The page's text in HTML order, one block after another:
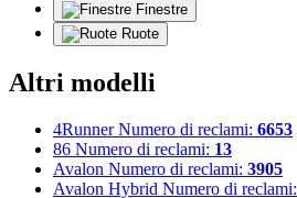
Finestre
Ruote
Altri modelli
4Runner Numero di reclami: 6653
86 Numero di reclami: 13
Avalon Numero di reclami: 3905
Avalon Hybrid Numero di reclami: